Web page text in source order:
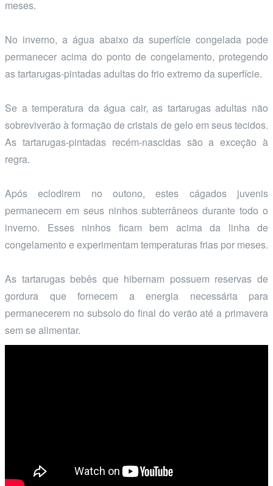
meses.
No inverno, a água abaixo da superfície congelada pode
permanecer acima do ponto de congelamento, protegendo
as tartarugas-pintadas adultas do frio extremo da superfície.
Se a temperatura da água cair, as tartarugas adultas não
sobreviverão à formação de cristais de gelo em seus tecidos.
As tartarugas-pintadas recém-nascidas são a exceção à
regra.
Após eclodirem no outono, estes cágados juvenis
permanecem em seus ninhos subterrâneos durante todo o
inverno. Esses ninhos ficam bem acima da linha de
congelamento e experimentam temperaturas frias por meses.
As tartarugas bebês que hibernam possuem reservas de
gordura que fornecem a energia necessária para
permanecerem no subsolo do final do verão até a primavera
sem se alimentar.